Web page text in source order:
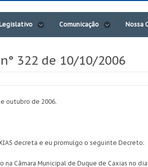
Legislativo Comunicação Nossa
322 de 10/10/2006
outubro de 2006.
decreta e eu promulgo o seguinte Decreto:
na Câmara Municipal de Duque de Caxias no